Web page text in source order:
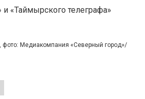
и «Таймырского телеграфа»
фото: Медиакомпания «Северный город»/